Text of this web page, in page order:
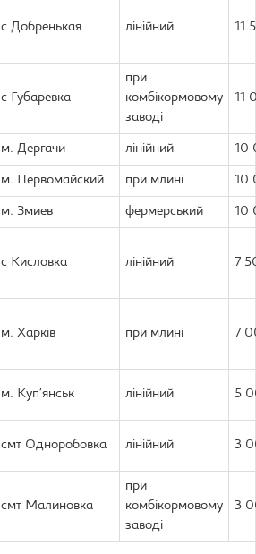
с Добренькая лінійний 11
с Губаревка
при
комбікормовому
заводі
11
м. Дергачи лінійний 10
м. Первомайский при млині 10
м. Змиев фермерський 10
с Кисловка лінійний 7
м. Харків при млині 7
м. Куп’янськ лінійний 5
смт Одноробовка лінійний 3
смт Малиновка
при
комбікормовому
заводі
3